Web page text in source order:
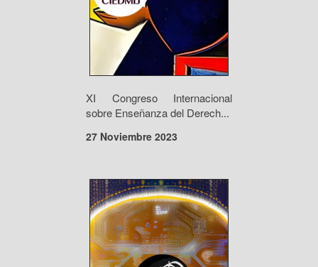
XI Congreso Internacional
sobre Enseñanza del Derech...
27 Noviembre 2023